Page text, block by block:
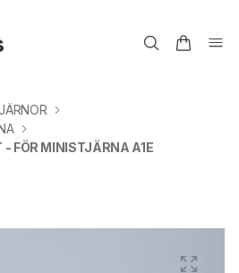
- FÖR MINISTJÄRNA A1E